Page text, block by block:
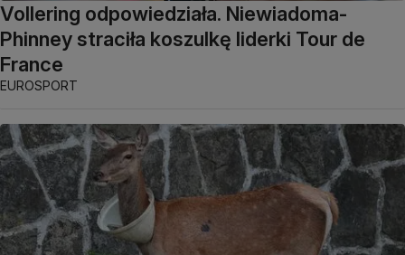
Vollering odpowiedziała. Niewiadoma-
Phinney straciła koszulkę liderki Tour de
France
EUROSPORT